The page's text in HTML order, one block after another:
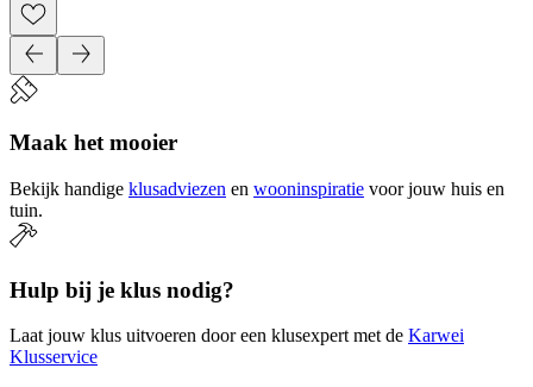
Maak het mooier
Bekijk handige klusadviezen en wooninspiratie voor jouw huis en
tuin.
Hulp bij je klus nodig?
Laat jouw klus uitvoeren door een klusexpert met de Karwei
Klusservice